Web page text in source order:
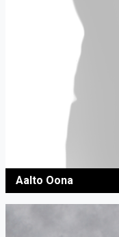
Aalto Oona